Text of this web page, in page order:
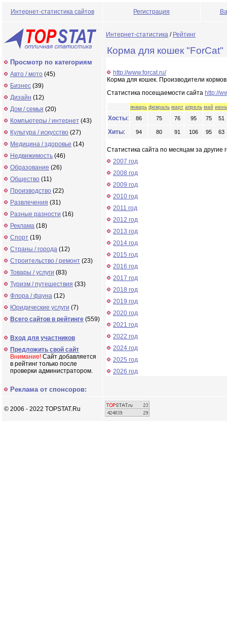
Интернет-статистика сайтов Регистрация
Просмотр по категориям
Авто / мото (45)
Бизнес (39)
Дизайн (12)
Дом / семья (20)
Компьютеры / интернет (43)
Культура / искусство (27)
Медицина / здоровье (14)
Недвижимость (46)
Образование (26)
Общество (11)
Производство (22)
Развлечения (31)
Разные разности (16)
Реклама (18)
Спорт (19)
Страны / города (12)
Строительство / ремонт (23)
Товары / услуги (83)
Туризм / путешествия (33)
Флора / фауна (12)
Юридические услуги (7)
Всего сайтов в рейтинге (559)
Вход для участников
Предложить свой сайт
Внимание! Сайт добавляется
в рейтинг только после
проверки администратором.
Реклама от спонсоров:
Интернет-статистика / Рейтинг
Корма для кошек "ForCat"
http://www.forcat.ru/
Корма для кошек. Производители
Статистика посещаемости сайта http://
январь февраль март апрель май июнь
Хосты: 86 75 76 95 75 51
Хиты: 94 80 91 106 95 63
Статистика сайта по месяцам за другие
2007 год
2008 год
2009 год
2010 год
2011 год
2012 год
2013 год
2014 год
2015 год
2016 год
2017 год
2018 год
2019 год
2020 год
2021 год
2022 год
2024 год
2025 год
2026 год
© 2006 - 2022 TOPSTAT.Ru